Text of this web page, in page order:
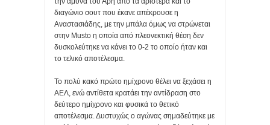
διαγώνιο σουτ που έκανε απέκρουσε η
Αναστασιάδης, με την μπάλα όμως να στρώνεται
στην Musto η οποία από πλεονεκτική θέση δεν
δυσκολεύτηκε να κάνει το 0-2 το οποίο ήταν και
το τελικό αποτέλεσμα.
Το πολύ κακό πρώτο ημίχρονο θέλει να ξεχάσει η
ΑΕΛ, ενώ αντίθετα κρατάει την αντίδραση στο
δεύτερο ημίχρονο και φυσικά το θετικό
αποτέλεσμα. Δυστυχώς ο αγώνας σημαδεύτηκε με